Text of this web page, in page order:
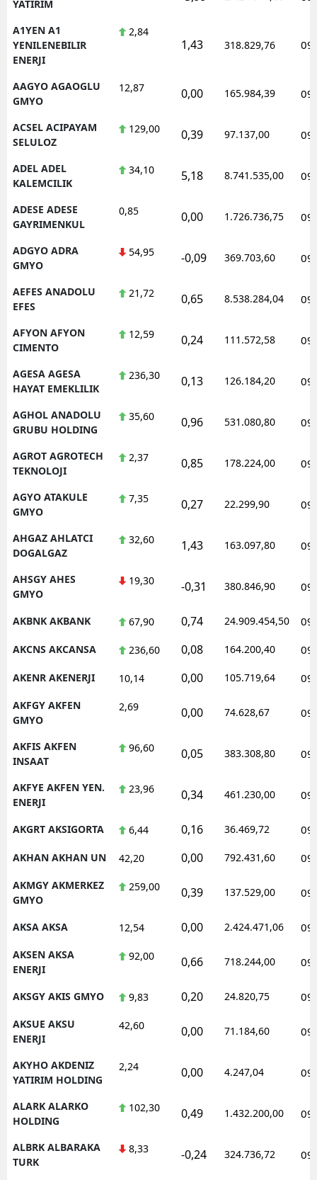
YATIRIM
A1YEN A1
YENILENEBILIR
ENERJI
2,84
1,43 318.829,76
AAGYO AGAOGLU
GMYO
12,87 0,00 165.984,39
ACSEL ACIPAYAM
SELULOZ
129,00 0,39 97.137,00
ADEL ADEL
KALEMCILIK
34,10 5,18 8.741.535,00
ADESE ADESE
GAYRIMENKUL
0,85 0,00 1.726.736,75
ADGYO ADRA
GMYO
54,95 -0,09 369.703,60
AEFES ANADOLU
EFES
21,72 0,65 8.538.284,04
AFYON AFYON
CIMENTO
12,59 0,24 111.572,58
AGESA AGESA
HAYAT EMEKLILIK
236,30 0,13 126.184,20
AGHOL ANADOLU
GRUBU HOLDING
35,60 0,96 531.080,80
AGROT AGROTECH
TEKNOLOJI
2,37 0,85 178.224,00
AGYO ATAKULE
GMYO
7,35 0,27 22.299,90
AHGAZ AHLATCI
DOGALGAZ
32,60 1,43 163.097,80
AHSGY AHES
GMYO
19,30 -0,31 380.846,90
AKBNK AKBANK 67,90 0,74 24.909.454,50
AKCNS AKCANSA 236,60 0,08 164.200,40
AKENR AKENERJI 10,14 0,00 105.719,64
AKFGY AKFEN
GMYO
2,69 0,00 74.628,67
AKFIS AKFEN
INSAAT
96,60 0,05 383.308,80
AKFYE AKFEN YEN.
ENERJI
23,96 0,34 461.230,00
AKGRT AKSIGORTA 6,44 0,16 36.469,72
AKHAN AKHAN UN 42,20 0,00 792.431,60
AKMGY AKMERKEZ
GMYO
259,00 0,39 137.529,00
AKSA AKSA 12,54 0,00 2.424.471,06
AKSEN AKSA
ENERJI
92,00 0,66 718.244,00
AKSGY AKIS GMYO 9,83 0,20 24.820,75
AKSUE AKSU
ENERJI
42,60 0,00 71.184,60
AKYHO AKDENIZ
YATIRIM HOLDING
2,24 0,00 4.247,04
ALARK ALARKO
HOLDING
102,30 0,49 1.432.200,00
ALBRK ALBARAKA
TURK
8,33 -0,24 324.736,72